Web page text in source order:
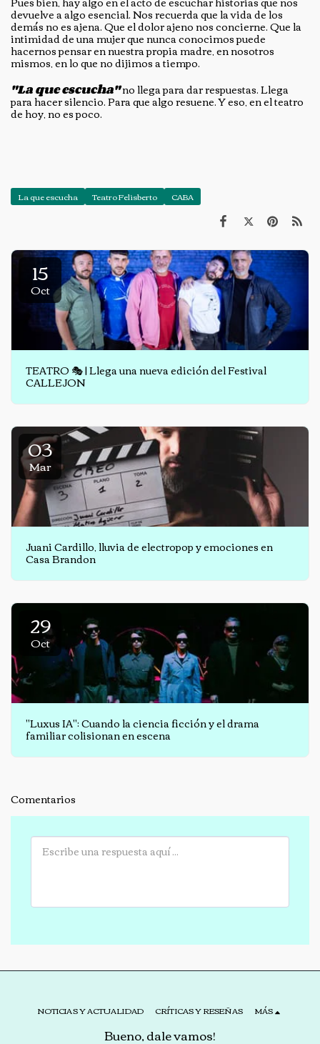
devuelve a algo esencial. Nos recuerda que la vida de los
demás no es ajena. Que el dolor ajeno nos concierne. Que la
intimidad de una mujer que nunca conocimos puede
hacernos pensar en nuestra propia madre, en nosotros
mismos, en lo que no dijimos a tiempo.
"La que escucha"no llega para dar respuestas. Llega
para hacer silencio. Para que algo resuene. Y eso, en el teatro
de hoy, no es poco.
La que escucha Teatro Felisberto CABA
15
Oct
TEATRO 🎭 | Llega una nueva edición del Festival
CALLEJON
03
Mar
Juani Cardillo, lluvia de electropop y emociones en
Casa Brandon
29
Oct
"Luxus IA": Cuando la ciencia ficción y el drama
familiar colisionan en escena
Comentarios
Bueno, dale vamos!
NOTICIAS Y ACTUALIDAD CRÍTICAS Y RESEÑAS MÁS